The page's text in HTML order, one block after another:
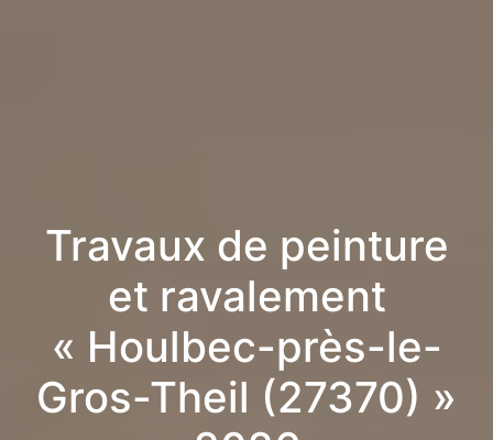
Travaux de peinture
et ravalement
« Houlbec-près-le-
Gros-Theil (27370) »